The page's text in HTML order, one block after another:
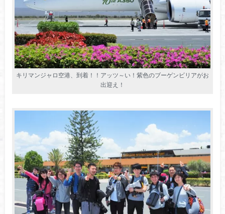
キリマンジャロ空港、到着！！アッツ～い！紫色のブーゲンビリアがお
出迎え！